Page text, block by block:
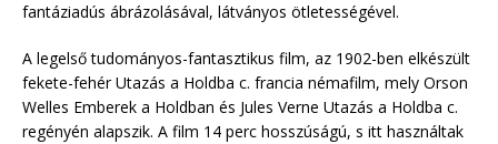
fantáziadús ábrázolásával, látványos ötletességével.
A legelső tudományos-fantasztikus film, az 1902-ben elkészült
fekete-fehér Utazás a Holdba c. francia némafilm, mely Orson
Welles Emberek a Holdban és Jules Verne Utazás a Holdba c.
regényén alapszik. A film 14 perc hosszúságú, s itt használtak